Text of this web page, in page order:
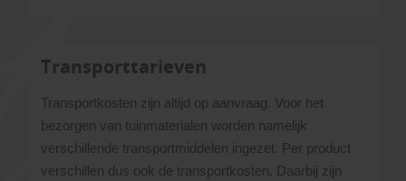
Transporttarieven
Transportkosten zijn altijd op aanvraag. Voor het
bezorgen van tuinmaterialen worden namelijk
verschillende transportmiddelen ingezet. Per product
verschillen dus ook de transportkosten. Daarbij zijn